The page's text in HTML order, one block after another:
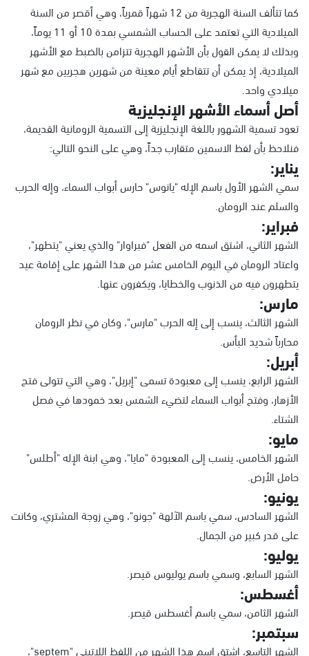
كما تتألف السنة الهجرية من 12 شهراً قمرياً، وهي أقصر من السنة
الميلادية التي تعتمد على الحساب الشمسي بمدة 10 أو 11 يوماً،
وبذلك لا يمكن القول بأن الأشهر الهجرية تتزامن بالضبط مع الأشهر
الميلادية، إذ يمكن أن تتقاطع أيام معينة من شهرين هجريين مع شهر
ميلادي واحد.
أصل أسماء الأشهر الإنجليزية
تعود تسمية الشهور باللغة الإنجليزية إلى التسمية الرومانية القديمة،
فنلاحظ بأن لفظ الاسمين متقارب جداً، وهي على النحو التالي:
يناير:
سمي الشهر الأول باسم الإله "يانوس" حارس أبواب السماء، وإله الحرب
والسلم عند الرومان.
فبراير:
الشهر الثاني، اشتق اسمه من الفعل "فبراوار" والذي يعني "يتطهر"،
واعتاد الرومان في اليوم الخامس عشر من هذا الشهر على إقامة عيد
يتطهرون فيه من الذنوب والخطايا، ويكفرون عنها.
مارس:
الشهر الثالث، ينسب إلى إله الحرب "مارس"، وكان في نظر الرومان
محارباً شديد البأس.
أبريل:
الشهر الرابع، ينسب إلى معبودة تسمى "إبريل"، وهي التي تتولى فتح
الأزهار، وفتح أبواب السماء لتضيء الشمس بعد خمودها في فصل
الشتاء.
مايو:
الشهر الخامس، ينسب إلى المعبودة "مايا"، وهي ابنة الإله "أطلس"
حامل الأرض.
يونيو:
الشهر السادس، سمي باسم الآلهة "جونو"، وهي زوجة المشتري، وكانت
على قدر كبير من الجمال.
يوليو:
الشهر السابع، وسمي باسم يوليوس قيصر.
أغسطس:
الشهر الثامن، سمي باسم أغسطس قيصر.
سبتمبر:
الشهر التاسع، اشتق اسم هذا الشهر من اللفظ اللاتيني "septem"،